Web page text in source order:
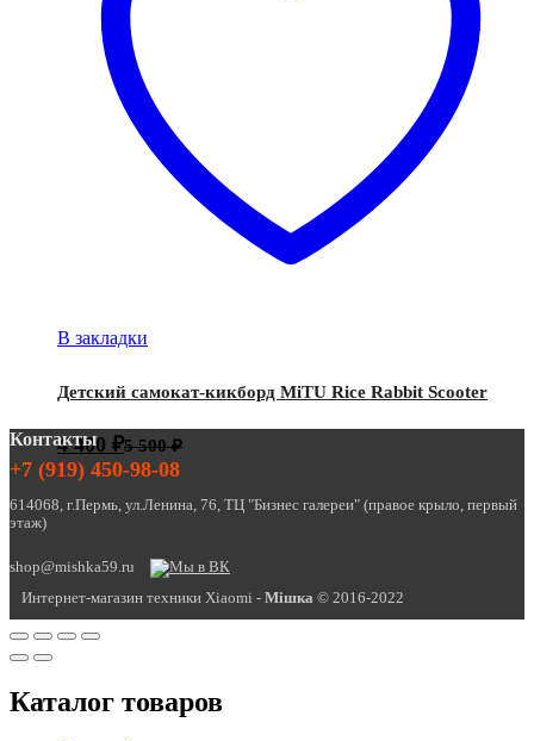
В закладки
Детский самокат-кикборд MiTU Rice Rabbit Scooter
4 400 ₽5 500₽
Контакты
+7 (919) 450-98-08
614068, г.Пермь, ул.Ленина, 76, ТЦ "Бизнес галереи" (правое крыло, первый
этаж)
shop@mishka59.ru
Интернет-магазин техники Xiaomi - Miшка © 2016-2022
Каталог товаров